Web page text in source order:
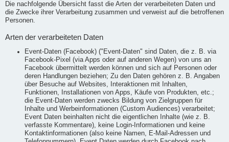
Die nachfolgende Übersicht fasst die Arten der verarbeiteten Daten und
die Zwecke ihrer Verarbeitung zusammen und verweist auf die betroffenen
Personen.
Arten der verarbeiteten Daten
Event-Daten (Facebook) ("Event-Daten" sind Daten, die z. B. via
Facebook-Pixel (via Apps oder auf anderen Wegen) von uns an
Facebook übermittelt werden können und sich auf Personen oder
deren Handlungen beziehen; Zu den Daten gehören z. B. Angaben
über Besuche auf Websites, Interaktionen mit Inhalten,
Funktionen, Installationen von Apps, Käufe von Produkten, etc.;
die Event-Daten werden zwecks Bildung von Zielgruppen für
Inhalte und Werbeinformationen (Custom Audiences) verarbeitet;
Event Daten beinhalten nicht die eigentlichen Inhalte (wie z. B.
verfasste Kommentare), keine Login-Informationen und keine
Kontaktinformationen (also keine Namen, E-Mail-Adressen und